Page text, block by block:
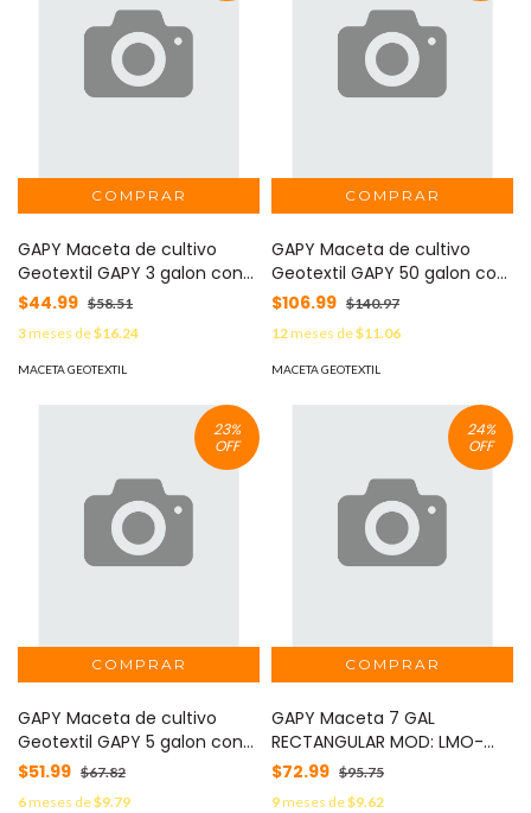
GAPY Maceta de cultivo
Geotextil GAPY 3 galon con
asas negro . MOD: LMO-
GAPY-GAL-3-CLAS
$44.99 $58.51
3meses de$16.24
MACETA GEOTEXTIL
GAPY Maceta de cultivo
Geotextil GAPY 50 galon con
asas negro . MOD: LMO-
GAPY-GAL-50-CLAS
$106.99 $140.97
12meses de$11.06
MACETA GEOTEXTIL
23%
OFF
GAPY Maceta de cultivo
Geotextil GAPY 5 galon con
asas negro . MOD: LMO-
GAPY-GAL-5-CLAS
$51.99 $67.82
6meses de$9.79
24%
OFF
GAPY Maceta 7 GAL
RECTANGULAR MOD: LMO-
GAPY-GAL-7R-CLAS
$72.99 $95.75
9meses de$9.62